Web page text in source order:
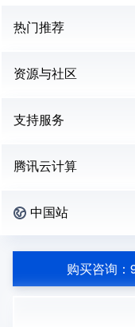
热门推荐
资源与社区
支持服务
腾讯云计算
中国站
购买咨询：